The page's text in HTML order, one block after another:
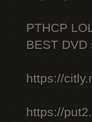
PTHCP
BEST DVD
https://
https://